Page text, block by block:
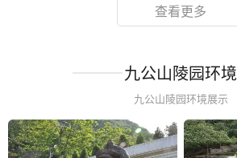
查看更多
九公山陵园环境
九公山陵园环境展示